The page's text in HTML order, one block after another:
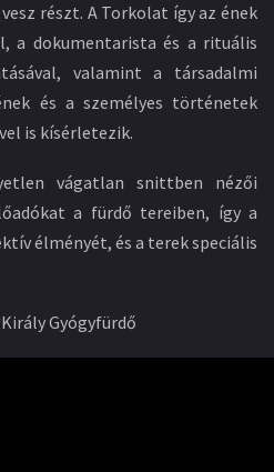
részt. A Torkolat így az ének
a dokumentarista és a rituális
valamint a társadalmi
és a személyes történetek
is kísérletezik.
vágatlan snittben nézői
a fürdő tereiben, így a
élményét, és a terek speciális
Gyógyfürdő